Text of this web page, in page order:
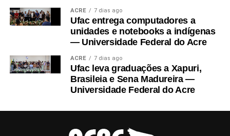
No final do projeto, estudantes, produtores e técnicos farão
visitas de campo para observação das tecnologias construídas.
9º Interpet Ufac-2026, ocorrido em 16 e 17 de julho, no
da Ufac, a coordenadora do projeto, professora Marilene Santos,
apresentou-o na palestra de abertura do evento.
público e, mais ainda, de evidenciar os parceiros do projeto
ACRE 7 dias ago
Ufac entrega computadores a
unidades e notebooks a indígenas
— Universidade Federal do Acre
ACRE 7 dias ago
Ufac leva graduações a Xapuri,
Brasileia e Sena Madureira —
Universidade Federal do Acre